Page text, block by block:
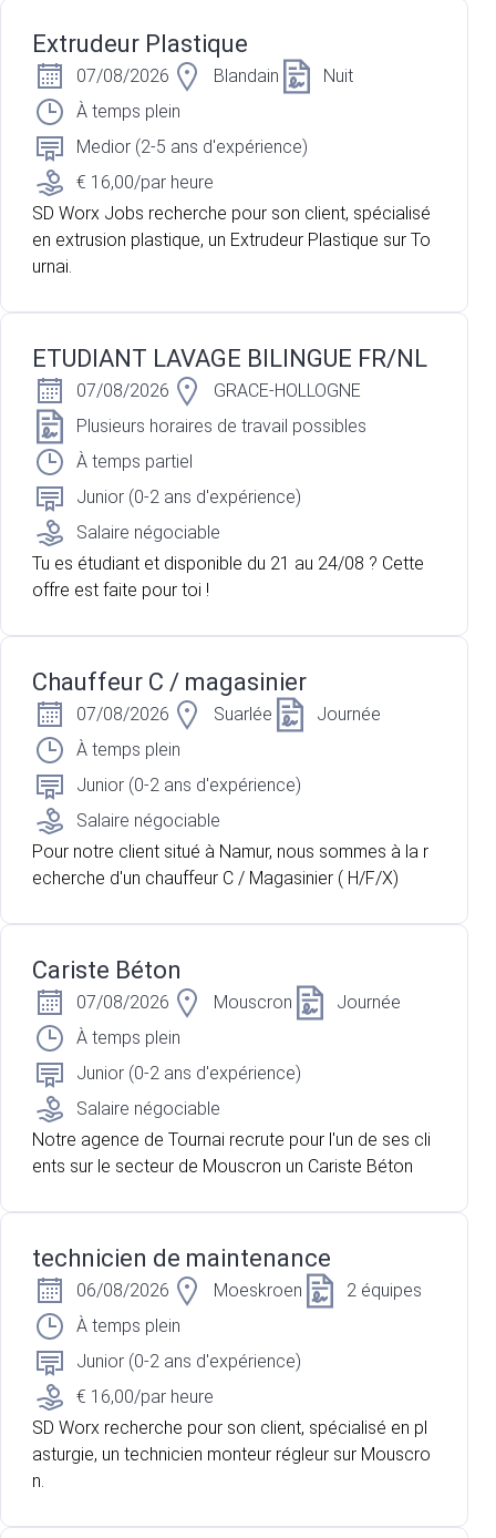
Extrudeur Plastique
07/08/2026 Blandain
Nuit
À temps plein
Medior (2-5 ans d'expérience)
€ 16,00/par heure
SD Worx Jobs recherche pour son client, spécialisé
en extrusion plastique, un Extrudeur Plastique sur To
urnai.
ETUDIANT LAVAGE BILINGUE FR/NL
07/08/2026
GRACE-HOLLOGNE
Plusieurs horaires de travail possibles
À temps partiel
Junior (0-2 ans d'expérience)
Salaire négociable
Tu es étudiant et disponible du 21 au 24/08 ? Cette
offre est faite pour toi !
Chauffeur C / magasinier
07/08/2026 Suarlée
Journée
À temps plein
Junior (0-2 ans d'expérience)
Salaire négociable
Pour notre client situé à Namur, nous sommes à la r
echerche d'un chauffeur C / Magasinier ( H/F/X)
Cariste Béton
07/08/2026 Mouscron
Journée
À temps plein
Junior (0-2 ans d'expérience)
Salaire négociable
Notre agence de Tournai recrute pour l'un de ses cli
ents sur le secteur de Mouscron un Cariste Béton
technicien de maintenance
06/08/2026 Moeskroen
2 équipes
À temps plein
Junior (0-2 ans d'expérience)
€ 16,00/par heure
SD Worx recherche pour son client, spécialisé en pl
asturgie, un technicien monteur régleur sur Mouscro
n.